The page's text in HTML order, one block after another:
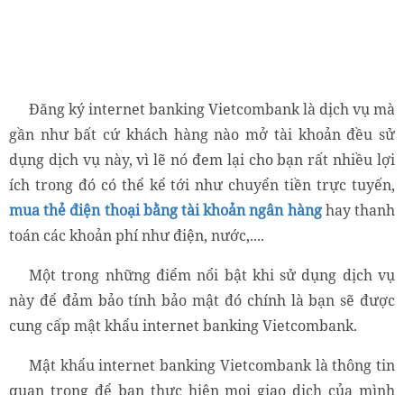
Đăng ký internet banking Vietcombank là dịch vụ mà
gần như bất cứ khách hàng nào mở tài khoản đều sử
dụng dịch vụ này, vì lẽ nó đem lại cho bạn rất nhiều lợi
ích trong đó có thể kể tới như chuyển tiền trực tuyến,
mua thẻ điện thoại bằng tài khoản ngân hànghay thanh
toán các khoản phí như điện, nước,....
Một trong những điểm nổi bật khi sử dụng dịch vụ
này để đảm bảo tính bảo mật đó chính là bạn sẽ được
cung cấp mật khẩu internet banking Vietcombank.
Mật khẩu internet banking Vietcombank là thông tin
quan trọng để bạn thực hiện mọi giao dịch của mình